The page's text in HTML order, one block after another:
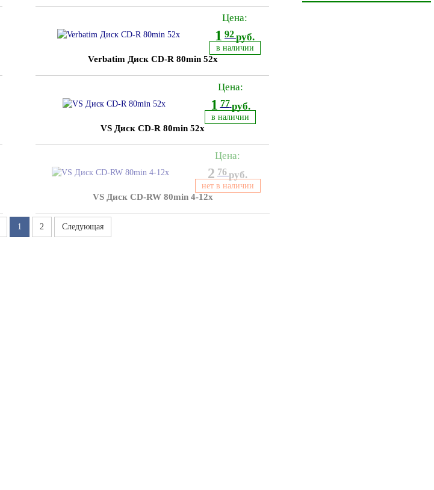
Цена:
1 92руб.
в наличии
Verbatim Диск CD-R 80min 52x
Цена:
1 77руб.
в наличии
VS Диск CD-R 80min 52x
Цена:
2 76руб.
нет в наличии
VS Диск CD-RW 80min 4-12x
1 2 Следующая